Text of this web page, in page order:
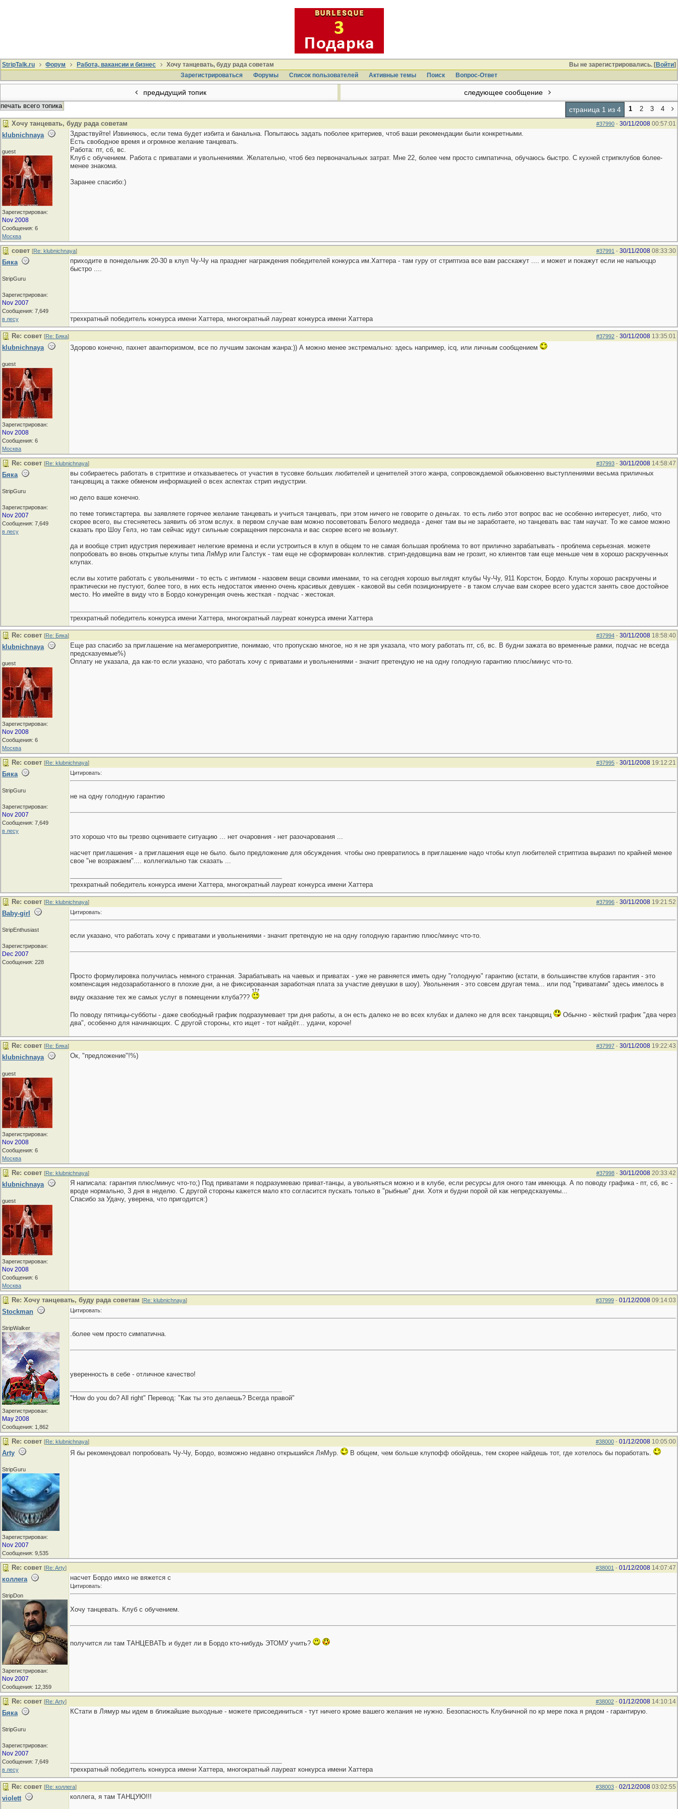
Вы не зарегистрировались. [Войти]
StripTalk.ru Форум Работа, вакансии и бизнес
Хочу танцевать, буду рада советам
Зарегистрироваться
Форумы Список пользователей Активные темы Поиcк Вопрос-Ответ
предыдущий топик следующее сообщение
печать всего топика страница 1 из 4 1 2 3 4
#37990 - 30/11/2008 00:57:01
Хочу танцевать, буду рада советам
klubnichnaya
guest
Зарегистрирован:
Nov 2008
Сообщения: 6
Москва
Здраствуйте! Извиняюсь, если тема будет избита и банальна. Попытаюсь задать поболее критериев, чтоб ваши рекомендации были конкретными.
Есть свободное время и огромное желание танцевать.
Работа: пт, сб, вс.
Клуб с обучением. Работа с приватами и увольнениями. Желательно, чтоб без первоначальных затрат. Мне 22, более чем просто симпатична, обучаюсь быстро. С кухней стрипклубов более-
менее знакома.
Заранее спасибо:)
#37991 - 30/11/2008 08:33:30
совет [Re: klubnichnaya]
Бяка
StripGuru
Зарегистрирован:
Nov 2007
Сообщения: 7,649
в лесу
приходите в понедельник 20-30 в клуп Чу-Чу на празднег награждения победителей конкурса им.Хаттера - там гуру от стриптиза все вам расскажут .... и может и покажут если не напьюццо
быстро ....
трехкратный победитель конкурса имени Хаттера, многократный лауреат конкурса имени Хаттера
#37992 - 30/11/2008 13:35:01
Re: совет [Re: Бяка]
klubnichnaya
guest
Зарегистрирован:
Nov 2008
Сообщения: 6
Москва
Здорово конечно, пахнет авантюризмом, все по лучшим законам жанра:)) А можно менее экстремально: здесь например, icq, или личным сообщением
#37993 - 30/11/2008 14:58:47
Re: совет [Re: klubnichnaya]
Бяка
StripGuru
Зарегистрирован:
Nov 2007
Сообщения: 7,649
в лесу
вы собираетесь работать в стриптизе и отказываетесь от участия в тусовке больших любителей и ценителей этого жанра, сопровождаемой обыкновенно выступлениями весьма приличных
танцовщиц а также обменом информацией о всех аспектах стрип индустрии.
но дело ваше конечно.
по теме топикстартера. вы заявляете горячее желание танцевать и учиться танцевать, при этом ничего не говорите о деньгах. то есть либо этот вопрос вас не особенно интересует, либо, что
скорее всего, вы стесняетесь заявить об этом вслух. в первом случае вам можно посоветовать Белого медведа - денег там вы не заработаете, но танцевать вас там научат. То же самое можно
сказать про Шоу Гелз, но там сейчас идут сильные сокращения персонала и вас скорее всего не возьмут.
да и вообще стрип идустрия переживает нелегкие времена и если устроиться в клуп в общем то не самая большая проблема то вот прилично зарабатывать - проблема серьезная. можете
попробовать во вновь открытые клупы типа ЛяМур или Галстук - там еще не сформирован коллектив. стрип-дедовщина вам не грозит, но клиентов там еще меньше чем в хорошо раскрученных
клупах.
если вы хотите работать с увольениями - то есть с интимом - назовем вещи своими именами, то на сегодня хорошо выглядят клубы Чу-Чу, 911 Корстон, Бордо. Клупы хорошо раскручены и
практически не пустуют, более того, в них есть недостаток именно очень красивых девушек - каковой вы себя позиционируете - в таком случае вам скорее всего удастся занять свое достойное
место. Но имейте в виду что в Бордо конкуренция очень жесткая - подчас - жестокая.
трехкратный победитель конкурса имени Хаттера, многократный лауреат конкурса имени Хаттера
#37994 - 30/11/2008 18:58:40
Re: совет [Re: Бяка]
klubnichnaya
guest
Зарегистрирован:
Nov 2008
Сообщения: 6
Москва
Еще раз спасибо за приглашение на мегамероприятие, понимаю, что пропускаю многое, но я не зря указала, что могу работать пт, сб, вс. В будни зажата во временные рамки, подчас не всегда
предсказуемые%)
Оплату не указала, да как-то если указано, что работать хочу с приватами и увольнениями - значит претендую не на одну голодную гарантию плюс/минус что-то.
#37995 - 30/11/2008 19:12:21
Re: совет [Re: klubnichnaya]
Бяка
StripGuru
Зарегистрирован:
Nov 2007
Сообщения: 7,649
в лесу
Цитировать:
не на одну голодную гарантию
это хорошо что вы трезво оцениваете ситуацию ... нет очаровния - нет разочарования ...
насчет приглашения - а приглашения еще не было. было предложение для обсуждения. чтобы оно превратилось в приглашение надо чтобы клуп любителей стриптиза выразил по крайней менее
свое "не возражаем".... коллегиально так сказать ...
трехкратный победитель конкурса имени Хаттера, многократный лауреат конкурса имени Хаттера
#37996 - 30/11/2008 19:21:52
Re: совет [Re: klubnichnaya]
Baby-girl
StripEnthusiast
Зарегистрирован:
Dec 2007
Сообщения: 228
Цитировать:
если указано, что работать хочу с приватами и увольнениями - значит претендую не на одну голодную гарантию плюс/минус что-то.
Просто формулировка получилась немного странная. Зарабатывать на чаевых и приватах - уже не равняется иметь одну "голодную" гарантию (кстати, в большинстве клубов гарантия - это
компенсация недозаработанного в плохие дни, а не фиксированная заработная плата за участие девушки в шоу). Увольнения - это совсем другая тема... или под "приватами" здесь имелось в
виду оказание тех же самых услуг в помещении клуба???
По поводу пятницы-субботы - даже свободный график подразумевает три дня работы, а он есть далеко не во всех клубах и далеко не для всех танцовщиц
Обычно - жёсткий график "два через
два", особенно для начинающих. С другой стороны, кто ищет - тот найдёт... удачи, короче!
#37997 - 30/11/2008 19:22:43
Re: совет [Re: Бяка]
klubnichnaya
guest
Зарегистрирован:
Nov 2008
Сообщения: 6
Москва
Ок, "предложение"!%)
#37998 - 30/11/2008 20:33:42
Re: совет [Re: klubnichnaya]
klubnichnaya
guest
Зарегистрирован:
Nov 2008
Сообщения: 6
Москва
Я написала: гарантия плюс/минус что-то;) Под приватами я подразумеваю приват-танцы, а увольняться можно и в клубе, если ресурсы для оного там имеюцца. А по поводу графика - пт, сб, вс -
вроде нормально, 3 дня в неделю. С другой стороны кажется мало кто согласится пускать только в "рыбные" дни. Хотя и будни порой ой как непредсказуемы...
Спасибо за Удачу, уверена, что пригодится:)
#37999 - 01/12/2008 09:14:03
Re: Хочу танцевать, буду рада советам [Re: klubnichnaya]
Stockman
StripWalker
Зарегистрирован:
May 2008
Сообщения: 1,862
Цитировать:
.более чем просто симпатична.
уверенность в себе - отличное качество!
"How do you do? All right" Перевод: "Как ты это делаешь? Всегда правой"
#38000 - 01/12/2008 10:05:00
Re: совет [Re: klubnichnaya]
Arty
StripGuru
Зарегистрирован:
Nov 2007
Сообщения: 9,535
Я бы рекомендовал попробовать Чу-Чу, Бордо, возможно недавно открышийся ЛяМур. В общем, чем больше клупофф обойдешь, тем скорее найдешь тот, где хотелось бы поработать.
#38001 - 01/12/2008 14:07:47
Re: совет [Re: Arty]
коллега
StripDon
Зарегистрирован:
Nov 2007
Сообщения: 12,359
насчет Бордо имхо не вяжется с
Цитировать:
Хочу танцевать. Клуб с обучением.
получится ли там ТАНЦЕВАТЬ и будет ли в Бордо кто-нибудь ЭТОМУ учить?
#38002 - 01/12/2008 14:10:14
Re: совет [Re: Arty]
Бяка
StripGuru
Зарегистрирован:
Nov 2007
Сообщения: 7,649
в лесу
КСтати в Лямур мы идем в ближайшие выходные - можете присоединиться - тут ничего кроме вашего желания не нужно. Безопасность Клубничной по кр мере пока я рядом - гарантирую.
трехкратный победитель конкурса имени Хаттера, многократный лауреат конкурса имени Хаттера
#38003 - 02/12/2008 03:02:55
Re: совет [Re: коллега]
violett коллега, я там ТАНЦУЮ!!!